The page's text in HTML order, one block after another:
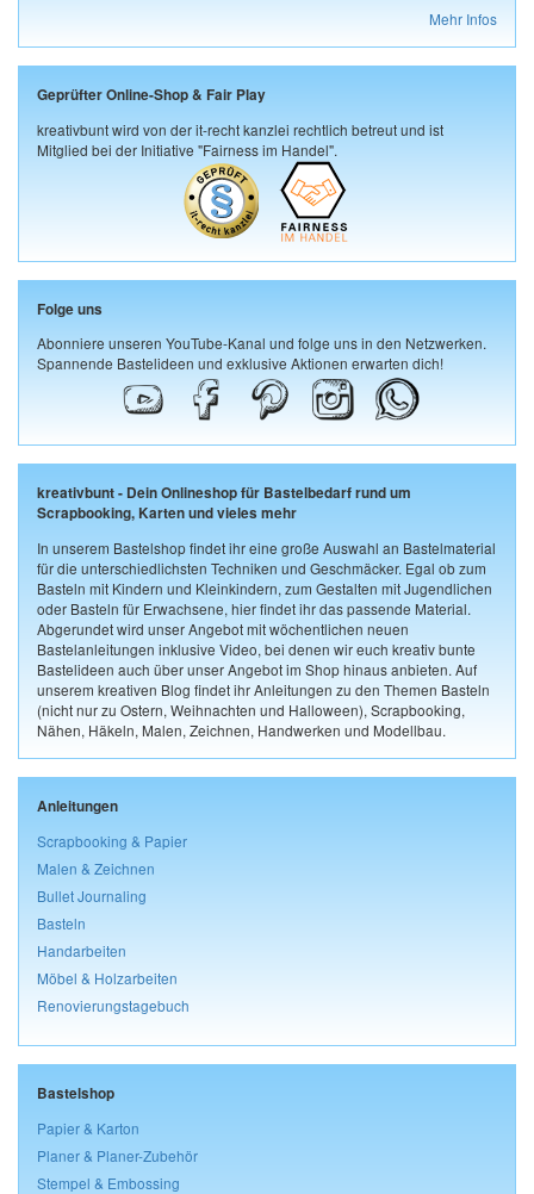
Mehr Infos
Geprüfter Online-Shop & Fair Play
kreativbunt wird von der it-recht kanzlei rechtlich betreut und ist
Mitglied bei der Initiative "Fairness im Handel".
Folge uns
Abonniere unseren YouTube-Kanal und folge uns in den Netzwerken.
Spannende Bastelideen und exklusive Aktionen erwarten dich!
kreativbunt - Dein Onlineshop für Bastelbedarf rund um
Scrapbooking, Karten und vieles mehr
In unserem Bastelshop findet ihr eine große Auswahl an Bastelmaterial
für die unterschiedlichsten Techniken und Geschmäcker. Egal ob zum
Basteln mit Kindern und Kleinkindern, zum Gestalten mit Jugendlichen
oder Basteln für Erwachsene, hier findet ihr das passende Material.
Abgerundet wird unser Angebot mit wöchentlichen neuen
Bastelanleitungen inklusive Video, bei denen wir euch kreativ bunte
Bastelideen auch über unser Angebot im Shop hinaus anbieten. Auf
unserem kreativen Blog findet ihr Anleitungen zu den Themen Basteln
(nicht nur zu Ostern, Weihnachten und Halloween), Scrapbooking,
Nähen, Häkeln, Malen, Zeichnen, Handwerken und Modellbau.
Anleitungen
Scrapbooking & Papier
Malen & Zeichnen
Bullet Journaling
Basteln
Handarbeiten
Möbel & Holzarbeiten
Renovierungstagebuch
Bastelshop
Papier & Karton
Planer & Planer-Zubehör
Stempel & Embossing